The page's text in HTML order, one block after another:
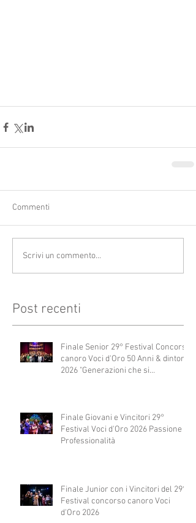
Commenti
Scrivi un commento...
Post recenti
Finale Senior 29° Festival Concorso
canoro Voci d'Oro 50 Anni & dintorni
2026 "Generazioni che si
Finale Giovani e Vincitori 29°
Festival Voci d'Oro 2026 Passione e
Professionalità
Finale Junior con i Vincitori del 29°
Festival concorso canoro Voci
d'Oro 2026